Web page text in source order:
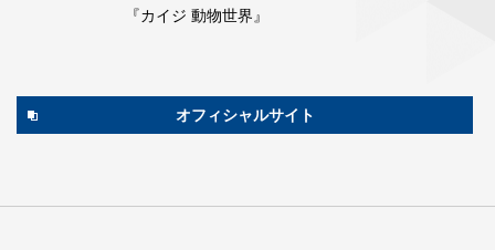
『カイジ 動物世界』
オフィシャルサイト